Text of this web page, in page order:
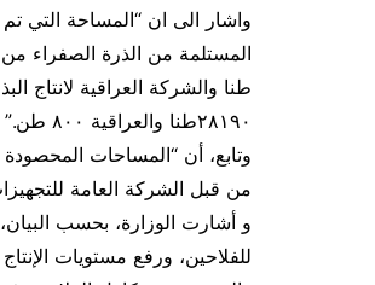
٢٨١٩٠طنا والعراقية ٨٠٠ طن.”
من قبل الشركة العامة للتجهيزات
و أشارت الوزارة، بحسب
للفلاحين، ورفع مستويات